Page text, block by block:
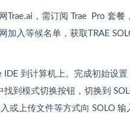
Trae.ai，需订阅 Trae Pro 套餐
加入等候名单，获取TRAE
IDE 到计算机上。完成初始设
找到模式切换按钮，切换到
或上传文件等方式向 SOLO 输